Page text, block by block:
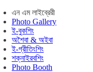
এন এম লাইব্রেরী
Photo Gallery
ই-বুকশিং
অশৈবা & অইবা
ই-গ্রীতিংশিং
শক্নাইরবশিং
Photo Booth